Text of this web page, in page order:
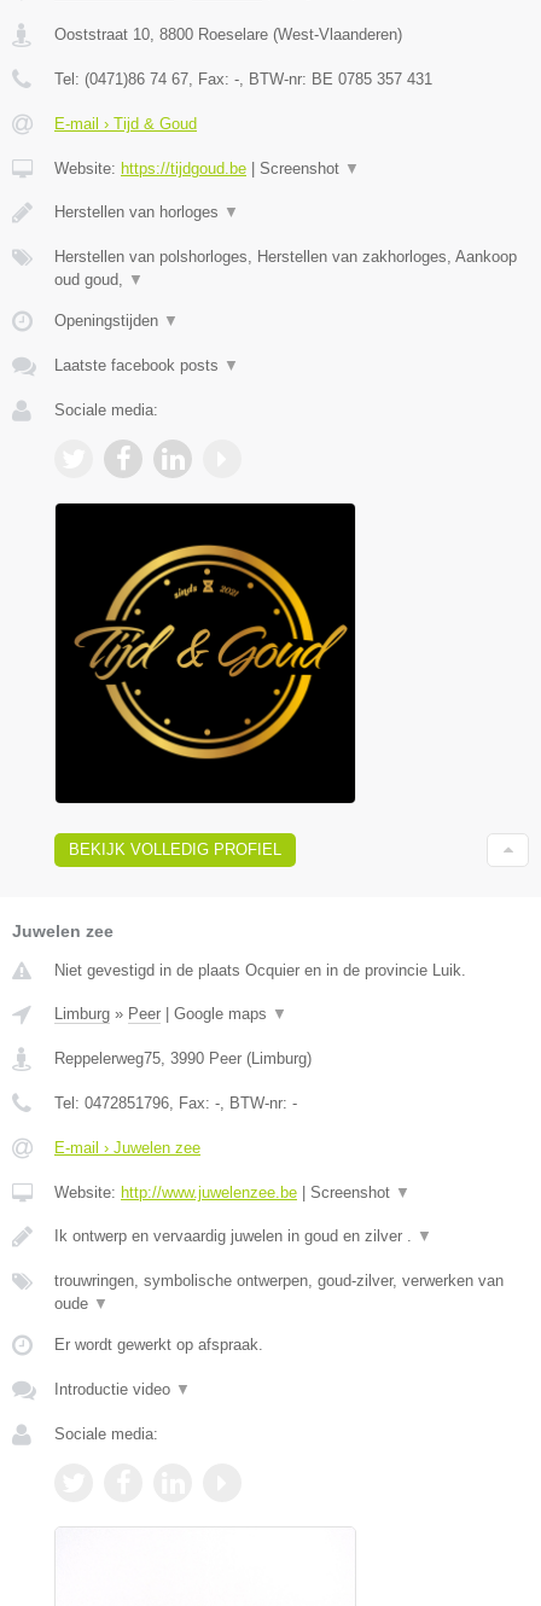
Ooststraat 10 8800 Roeselare (West-Vlaanderen)
Tel: (0471)86 74 67 , Fax: - , BTW-nr: BE 0785 357 431
E-mail › Tijd & Goud
Website: https://tijdgoud.be | Screenshot ▼
Herstellen van horloges ▼
Herstellen van polshorloges, Herstellen van zakhorloges, Aankoop
oud goud,
▼
Openingstijden ▼
Laatste facebook posts ▼
Sociale media:
BEKIJK VOLLEDIG PROFIEL
Juwelen zee
Niet gevestigd in de plaats Ocquier en in de provincie Luik.
Limburg » Peer | Google maps ▼
Reppelerweg75 3990 Peer (Limburg)
Tel: 0472851796 , Fax: - , BTW-nr: -
E-mail › Juwelen zee
Website: http://www.juwelenzee.be | Screenshot ▼
Ik ontwerp en vervaardig juwelen in goud en zilver . ▼
trouwringen, symbolische ontwerpen, goud-zilver, verwerken van
oude ▼
Er wordt gewerkt op afspraak.
Introductie video ▼
Sociale media: